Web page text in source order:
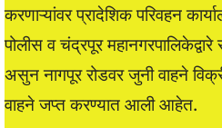
करणाऱ्यांवर प्रादेशिक परिवहन
पोलीस व चंद्रपूर
असुन नागपूर रोडवर जुनी वाहने
वाहने जप्त करण्यात आली आहेत.